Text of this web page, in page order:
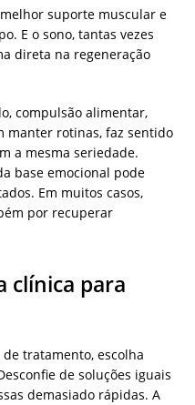
suporte muscular e
E o sono, tantas vezes
direta na regeneração
compulsão alimentar,
manter rotinas, faz sentido
a mesma seriedade.
base emocional pode
Em muitos casos,
por recuperar
clínica para
tratamento, escolha
de soluções iguais
demasiado rápidas. A